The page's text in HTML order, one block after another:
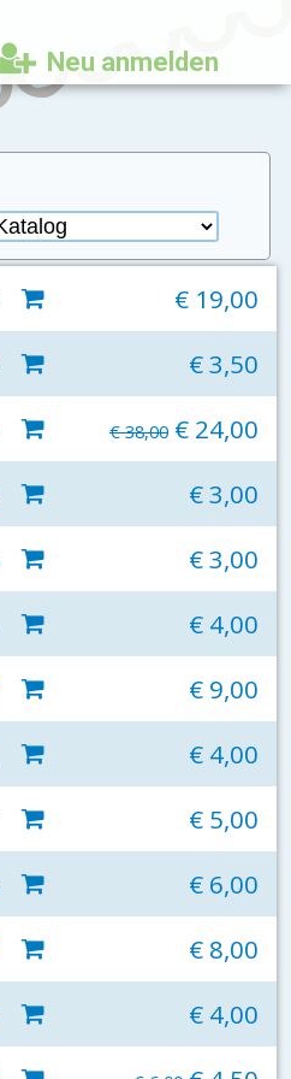
Neu anmelden
€ 19,00
€ 3,50
€ 38,00€ 24,00
€ 3,00
€ 3,00
€ 4,00
€ 9,00
€ 4,00
€ 5,00
€ 6,00
€ 8,00
€ 4,00